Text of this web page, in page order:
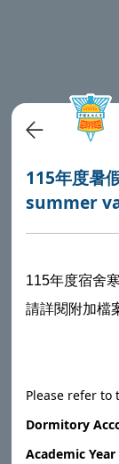
115年度暑
summer
115年度宿舍
請詳閱附加檔
Please refer
Dormitory
Academic Year